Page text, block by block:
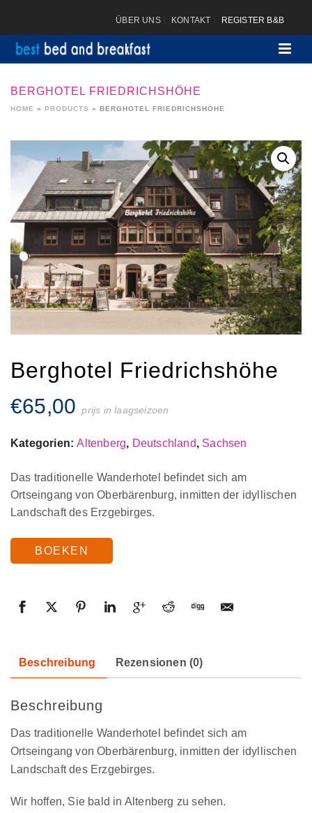
ÜBER UNS KONTAKT REGISTER B&B
BERGHOTEL FRIEDRICHSHÖHE
HOME » PRODUCTS » BERGHOTEL FRIEDRICHSHÖHE
Berghotel Friedrichshöhe
€65,00 prijs in laagseizoen
Kategorien:Altenberg, Deutschland, Sachsen
Das traditionelle Wanderhotel befindet sich am
Ortseingang von Oberbärenburg, inmitten der idyllischen
Landschaft des Erzgebirges.
BOEKEN
Beschreibung Rezensionen (0)
Beschreibung
Das traditionelle Wanderhotel befindet sich am
Ortseingang von Oberbärenburg, inmitten der idyllischen
Landschaft des Erzgebirges.
Wir hoffen, Sie bald in Altenberg zu sehen.